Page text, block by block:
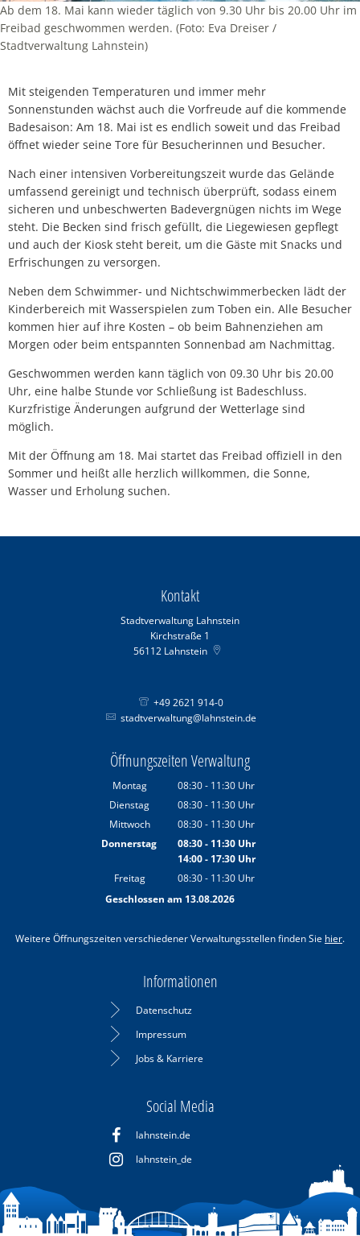
Ab dem 18. Mai kann wieder täglich von 9.30 Uhr bis 20.00 Uhr im
Freibad geschwommen werden. (Foto: Eva Dreiser /
Stadtverwaltung Lahnstein)
Mit steigenden Temperaturen und immer mehr
Sonnenstunden wächst auch die Vorfreude auf die kommende
Badesaison: Am 18. Mai ist es endlich soweit und das Freibad
öffnet wieder seine Tore für Besucherinnen und Besucher.
Nach einer intensiven Vorbereitungszeit wurde das Gelände
umfassend gereinigt und technisch überprüft, sodass einem
sicheren und unbeschwerten Badevergnügen nichts im Wege
steht. Die Becken sind frisch gefüllt, die Liegewiesen gepflegt
und auch der Kiosk steht bereit, um die Gäste mit Snacks und
Erfrischungen zu versorgen.
Neben dem Schwimmer- und Nichtschwimmerbecken lädt der
Kinderbereich mit Wasserspielen zum Toben ein. Alle Besucher
kommen hier auf ihre Kosten – ob beim Bahnenziehen am
Morgen oder beim entspannten Sonnenbad am Nachmittag.
Geschwommen werden kann täglich von 09.30 Uhr bis 20.00
Uhr, eine halbe Stunde vor Schließung ist Badeschluss.
Kurzfristige Änderungen aufgrund der Wetterlage sind
möglich.
Mit der Öffnung am 18. Mai startet das Freibad offiziell in den
Sommer und heißt alle herzlich willkommen, die Sonne,
Wasser und Erholung suchen.
Kontakt
Stadtverwaltung Lahnstein
Kirchstraße 1
56112 Lahnstein
+49 2621 914-0
stadtverwaltung@lahnstein.de
Öffnungszeiten Verwaltung
Montag 08:30- 11:30 Uhr
Von 08:30 bis 11:30 Uhr
Dienstag 08:30- 11:30 Uhr
Von 08:30 bis 11:30 Uhr
Mittwoch 08:30- 11:30 Uhr
Von 08:30 bis 11:30 Uhr
Donnerstag 08:30- 11:30Uhr
Von 08:30 bis 11:30 Uhr
14:00- 17:30Uhr
Von 14:00 bis 17:30 Uhr
Freitag 08:30- 11:30 Uhr
Von 08:30 bis 11:30 Uhr
Geschlossen am 13.08.2026
Weitere Öffnungszeiten verschiedener Verwaltungsstellen finden Sie hier.
Informationen
Datenschutz
Impressum
Jobs & Karriere
Social Media
lahnstein.de
lahnstein_de